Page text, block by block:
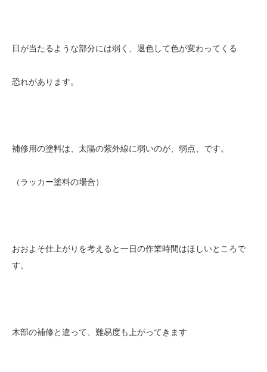
日が当たるような部分には弱く、退色して色が変わってくる
恐れがあります。
補修用の塗料は、太陽の紫外線に弱いのが、弱点、です。
（ラッカー塗料の場合）
おおよそ仕上がりを考えると一日の作業時間はほしいところで
す。
木部の補修と違って、難易度も上がってきます